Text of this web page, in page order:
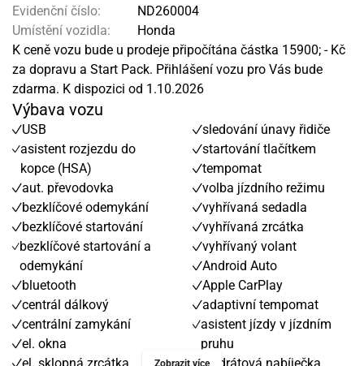
Evidenční číslo:
ND260004
Umístění vozidla:
Honda
K ceně vozu bude u prodeje připočítána částka 15900; - Kč
za dopravu a Start Pack. Přihlášení vozu pro Vás bude
zdarma. K dispozici od 1.10.2026
Výbava vozu
USB
asistent rozjezdu do
kopce (HSA)
aut. převodovka
bezklíčové odemykání
bezklíčové startování
bezklíčové startování a
odemykání
bluetooth
centrál dálkový
centrální zamykání
el. okna
sledování únavy řidiče
startování tlačítkem
tempomat
volba jízdního režimu
vyhřívaná sedadla
vyhřívaná zrcátka
vyhřívaný volant
Android Auto
Apple CarPlay
adaptivní tempomat
asistent jízdy v jízdním
pruhu
Zobrazit více